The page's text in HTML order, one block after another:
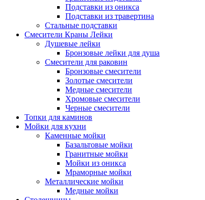
Подставки из оникса
Подставки из травертина
Стальные подставки
Смесители Краны Лейки
Душевые лейки
Бронзовые лейки для душа
Смесители для раковин
Бронзовые смесители
Золотые смесители
Медные смесители
Хромовые смесители
Черные смесители
Топки для каминов
Мойки для кухни
Каменные мойки
Базальтовые мойки
Гранитные мойки
Мойки из оникса
Мраморные мойки
Металлические мойки
Медные мойки